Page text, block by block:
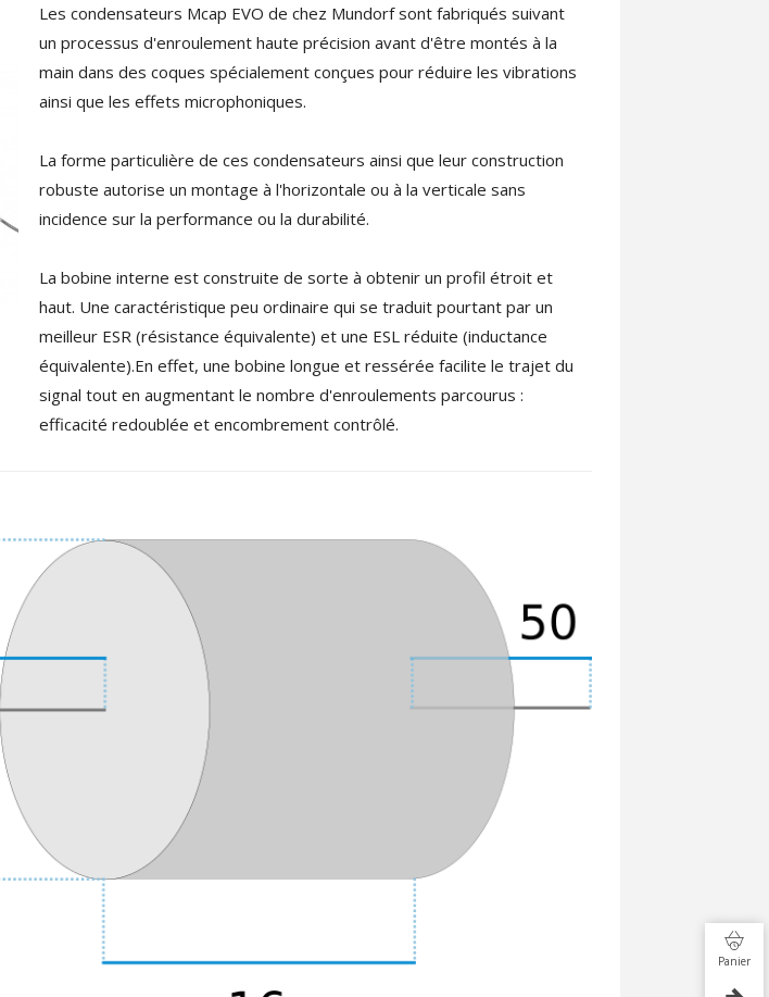
Les condensateurs Mcap EVO de chez Mundorf sont fabriqués suivant
un processus d'enroulement haute précision avant d'être montés à la
main dans des coques spécialement conçues pour réduire les vibrations
ainsi que les effets microphoniques.
La forme particulière de ces condensateurs ainsi que leur construction
robuste autorise un montage à l'horizontale ou à la verticale sans
incidence sur la performance ou la durabilité.
La bobine interne est construite de sorte à obtenir un profil étroit et
haut. Une caractéristique peu ordinaire qui se traduit pourtant par un
meilleur ESR (résistance équivalente) et une ESL réduite (inductance
équivalente).En effet, une bobine longue et ressérée facilite le trajet du
signal tout en augmentant le nombre d'enroulements parcourus :
efficacité redoublée et encombrement contrôlé.
Panier